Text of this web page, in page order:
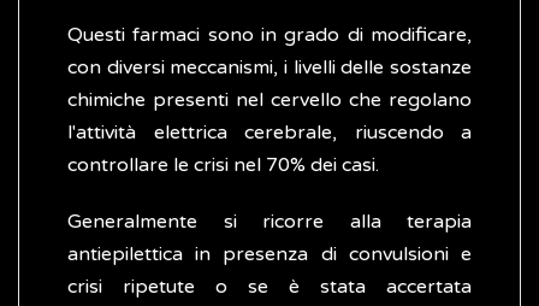
Questi farmaci sono in grado di modificare,
con diversi meccanismi, i livelli delle sostanze
chimiche presenti nel cervello che regolano
l'attività elettrica cerebrale, riuscendo a
controllare le crisi nel 70% dei casi.
Generalmente si ricorre alla terapia
antiepilettica in presenza di convulsioni e
crisi ripetute o se è stata accertata